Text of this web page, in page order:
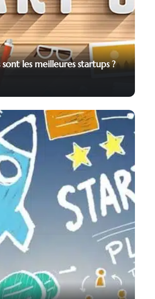
les meilleures startups ?